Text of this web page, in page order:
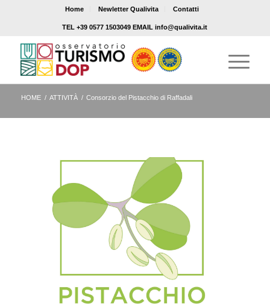
Home Newletter Qualivita Contatti
TEL +39 0577 1503049 EMAIL info@qualivita.it
HOME / ATTIVITÀ / Consorzio del Pistacchio di Raffadali